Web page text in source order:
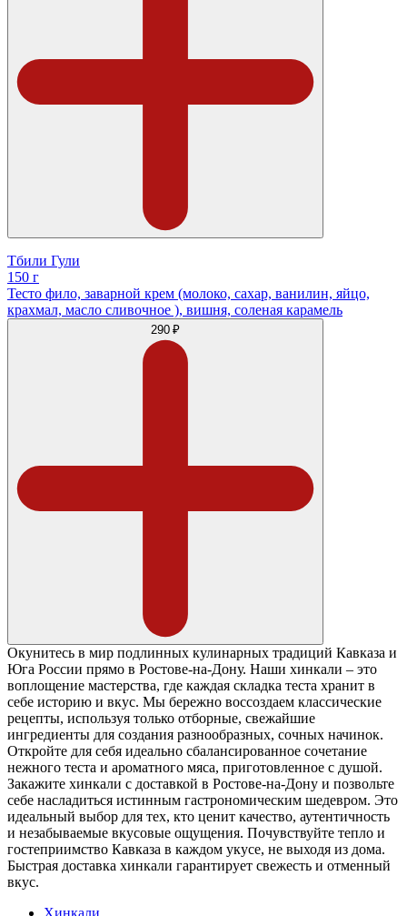
Тбили Гули
150 г
Тесто фило, заварной крем (молоко, сахар, ванилин, яйцо,
крахмал, масло сливочное ), вишня, соленая карамель
290 ₽
Окунитесь в мир подлинных кулинарных традиций Кавказа и
Юга России прямо в Ростове-на-Дону. Наши хинкали – это
воплощение мастерства, где каждая складка теста хранит в
себе историю и вкус. Мы бережно воссоздаем классические
рецепты, используя только отборные, свежайшие
ингредиенты для создания разнообразных, сочных начинок.
Откройте для себя идеально сбалансированное сочетание
нежного теста и ароматного мяса, приготовленное с душой.
Закажите хинкали с доставкой в Ростове-на-Дону и позвольте
себе насладиться истинным гастрономическим шедевром. Это
идеальный выбор для тех, кто ценит качество, аутентичность
и незабываемые вкусовые ощущения. Почувствуйте тепло и
гостеприимство Кавказа в каждом укусе, не выходя из дома.
Быстрая доставка хинкали гарантирует свежесть и отменный
вкус.
Хинкали